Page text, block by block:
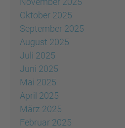
Oktober 2025
September 2025
August 2025
Juli 2025
Juni 2025
Mai 2025
April 2025
März 2025
Februar 2025